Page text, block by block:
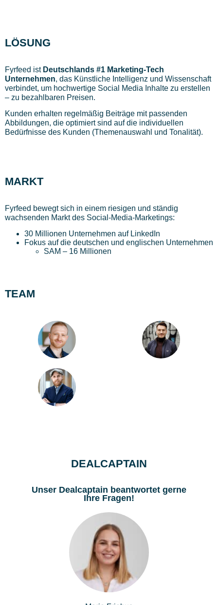
LÖSUNG
Fyrfeed ist Deutschlands #1 Marketing-Tech
Unternehmen, das Künstliche Intelligenz und Wissenschaft
verbindet, um hochwertige Social Media Inhalte zu erstellen
– zu bezahlbaren Preisen.
Kunden erhalten regelmäßig Beiträge mit passenden
Abbildungen, die optimiert sind auf die individuellen
Bedürfnisse des Kunden (Themenauswahl und Tonalität).
MARKT
Fyrfeed bewegt sich in einem riesigen und ständig
wachsenden Markt des Social-Media-Marketings:
30 Millionen Unternehmen auf LinkedIn
Fokus auf die deutschen und englischen Unternehmen
SAM – 16 Millionen
TEAM
DEALCAPTAIN
Unser Dealcaptain beantwortet gerne
Ihre Fragen!